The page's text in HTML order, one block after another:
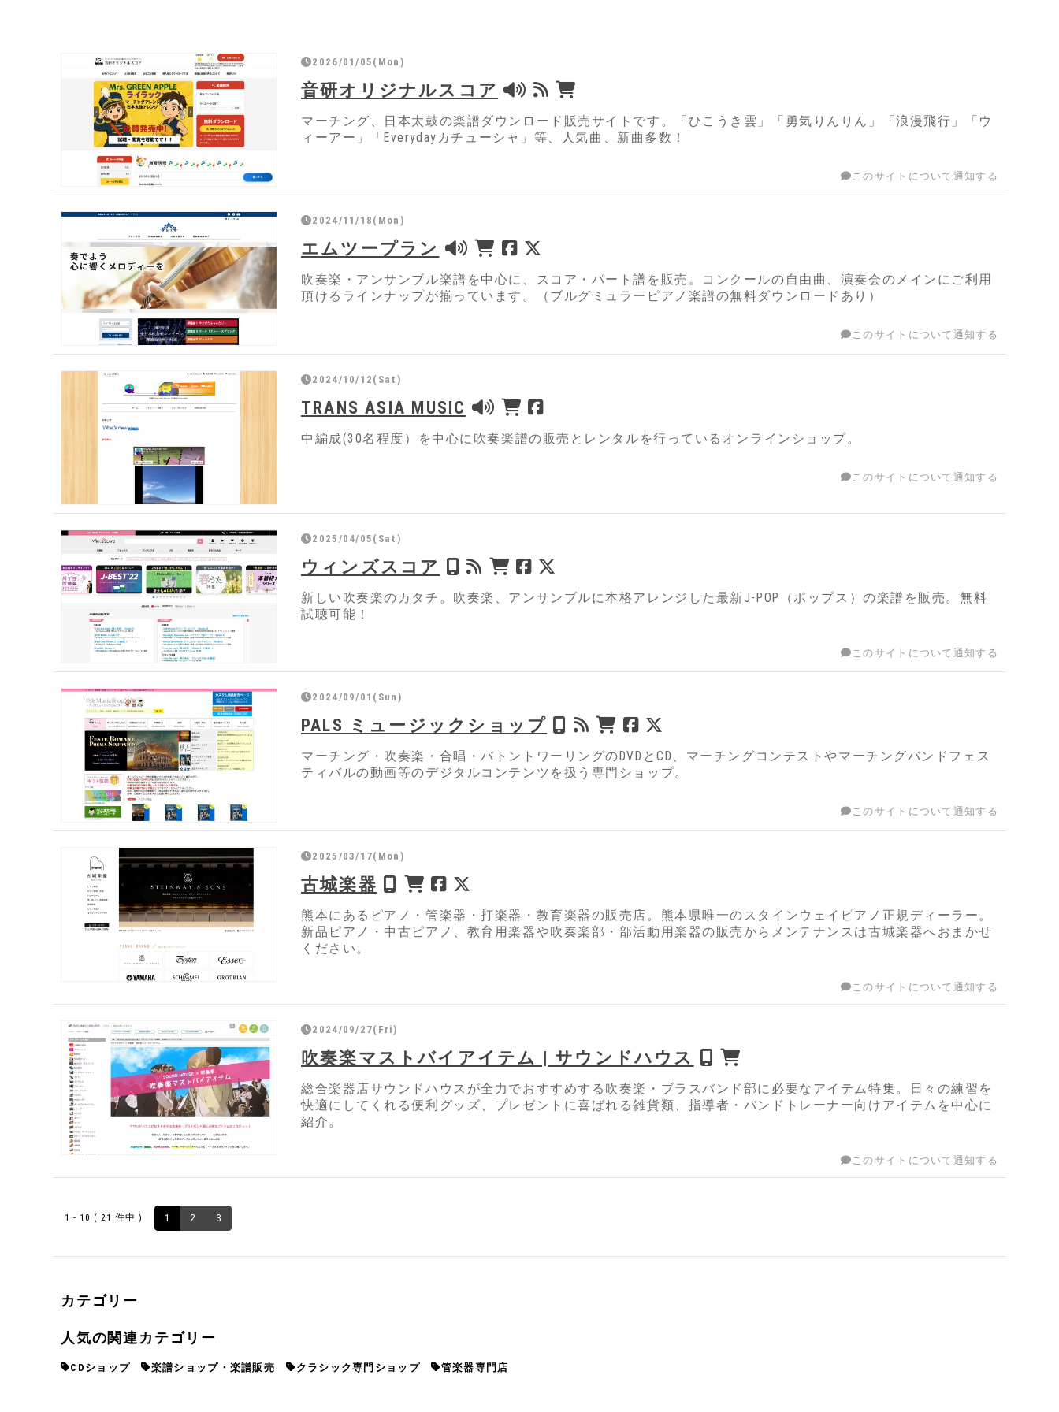
2026/01/05(Mon)
音研オリジナルスコア
マーチング、日本太鼓の楽譜ダウンロード販売サイトです。「ひこうき雲」「勇気りんりん」「浪漫飛行」「ウ
ィーアー」「Everydayカチューシャ」等、人気曲、新曲多数！
このサイトについて通知する
2024/11/18(Mon)
エムツープラン
吹奏楽・アンサンブル楽譜を中心に、スコア・パート譜を販売。コンクールの自由曲、演奏会のメインにご利用
頂けるラインナップが揃っています。（ブルグミュラーピアノ楽譜の無料ダウンロードあり）
このサイトについて通知する
2024/10/12(Sat)
TRANS ASIA MUSIC
中編成(30名程度）を中心に吹奏楽譜の販売とレンタルを行っているオンラインショップ。
このサイトについて通知する
2025/04/05(Sat)
ウィンズスコア
新しい吹奏楽のカタチ。吹奏楽、アンサンブルに本格アレンジした最新J-POP（ポップス）の楽譜を販売。無料
試聴可能！
このサイトについて通知する
2024/09/01(Sun)
PALS ミュージックショップ
マーチング・吹奏楽・合唱・バトントワーリングのDVDとCD、マーチングコンテストやマーチングバンドフェス
ティバルの動画等のデジタルコンテンツを扱う専門ショップ。
このサイトについて通知する
2025/03/17(Mon)
古城楽器
熊本にあるピアノ・管楽器・打楽器・教育楽器の販売店。熊本県唯一のスタインウェイピアノ正規ディーラー。
新品ピアノ・中古ピアノ、教育用楽器や吹奏楽部・部活動用楽器の販売からメンテナンスは古城楽器へおまかせ
ください。
このサイトについて通知する
2024/09/27(Fri)
吹奏楽マストバイアイテム | サウンドハウス
総合楽器店サウンドハウスが全力でおすすめする吹奏楽・ブラスバンド部に必要なアイテム特集。日々の練習を
快適にしてくれる便利グッズ、プレゼントに喜ばれる雑貨類、指導者・バンドトレーナー向けアイテムを中心に
紹介。
このサイトについて通知する
1 - 10 ( 21 件中 ) 1 2 3
カテゴリー
人気の関連カテゴリー
CDショップ 楽譜ショップ・楽譜販売 クラシック専門ショップ 管楽器専門店